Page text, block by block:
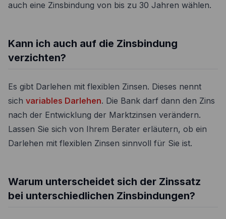
auch eine Zinsbindung von bis zu 30 Jahren wählen.
Kann ich auch auf die Zinsbindung
verzichten?
Es gibt Darlehen mit flexiblen Zinsen. Dieses nennt
sich variables Darlehen. Die Bank darf dann den Zins
nach der Entwicklung der Marktzinsen verändern.
Lassen Sie sich von Ihrem Berater erläutern, ob ein
Darlehen mit flexiblen Zinsen sinnvoll für Sie ist.
Warum unterscheidet sich der Zinssatz
bei unterschiedlichen Zinsbindungen?